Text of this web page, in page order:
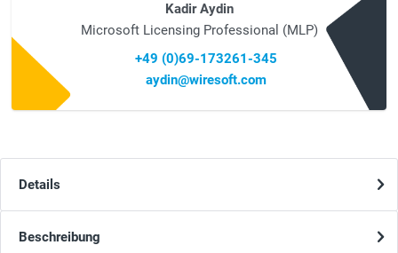
Kadir Aydin
Microsoft Licensing Professional (MLP)
+49 (0)69-173261-345
aydin@wiresoft.com
Details
Beschreibung